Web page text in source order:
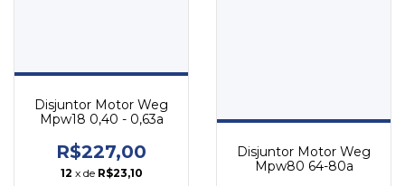
Disjuntor Motor Weg
Mpw18 0,40 - 0,63a
R$227,00
12 x de R$23,10
Disjuntor Motor Weg
Mpw80 64-80a